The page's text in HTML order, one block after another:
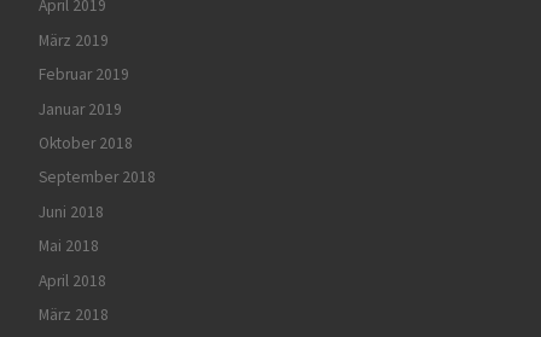
April 2019
März 2019
Februar 2019
Januar 2019
Oktober 2018
September 2018
Juni 2018
Mai 2018
April 2018
März 2018